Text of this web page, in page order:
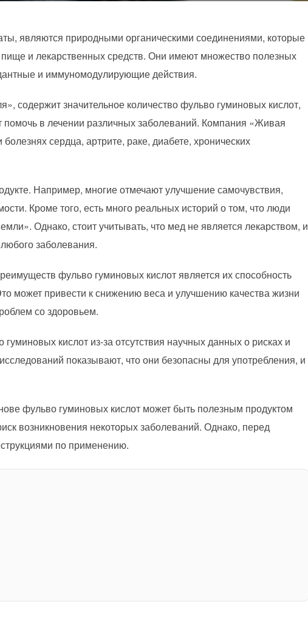
являются природными органическими соединениями, которые
и лекарственных средств. Они имеют множество полезных
и иммуномодулирующие действия.
значительное количество фульво гуминовых кислот,
помочь в лечении различных заболеваний. Компания «Живая
сердца, артрите, раке, диабете, хронических
Например, многие отмечают улучшение самочувствия,
Кроме того, есть много реальных историй о том, что люди
Однако, стоит учитывать, что мед не является лекарством, и
заболевания.
фульво гуминовых кислот является их способность
может привести к снижению веса и улучшению качества жизни
со здоровьем.
кислот из-за отсутствия научных данных о рисках и
показывают, что они безопасны для употребления, и
фульво гуминовых кислот может быть полезным продуктом
возникновения некоторых заболеваний. Однако, перед
по применению.